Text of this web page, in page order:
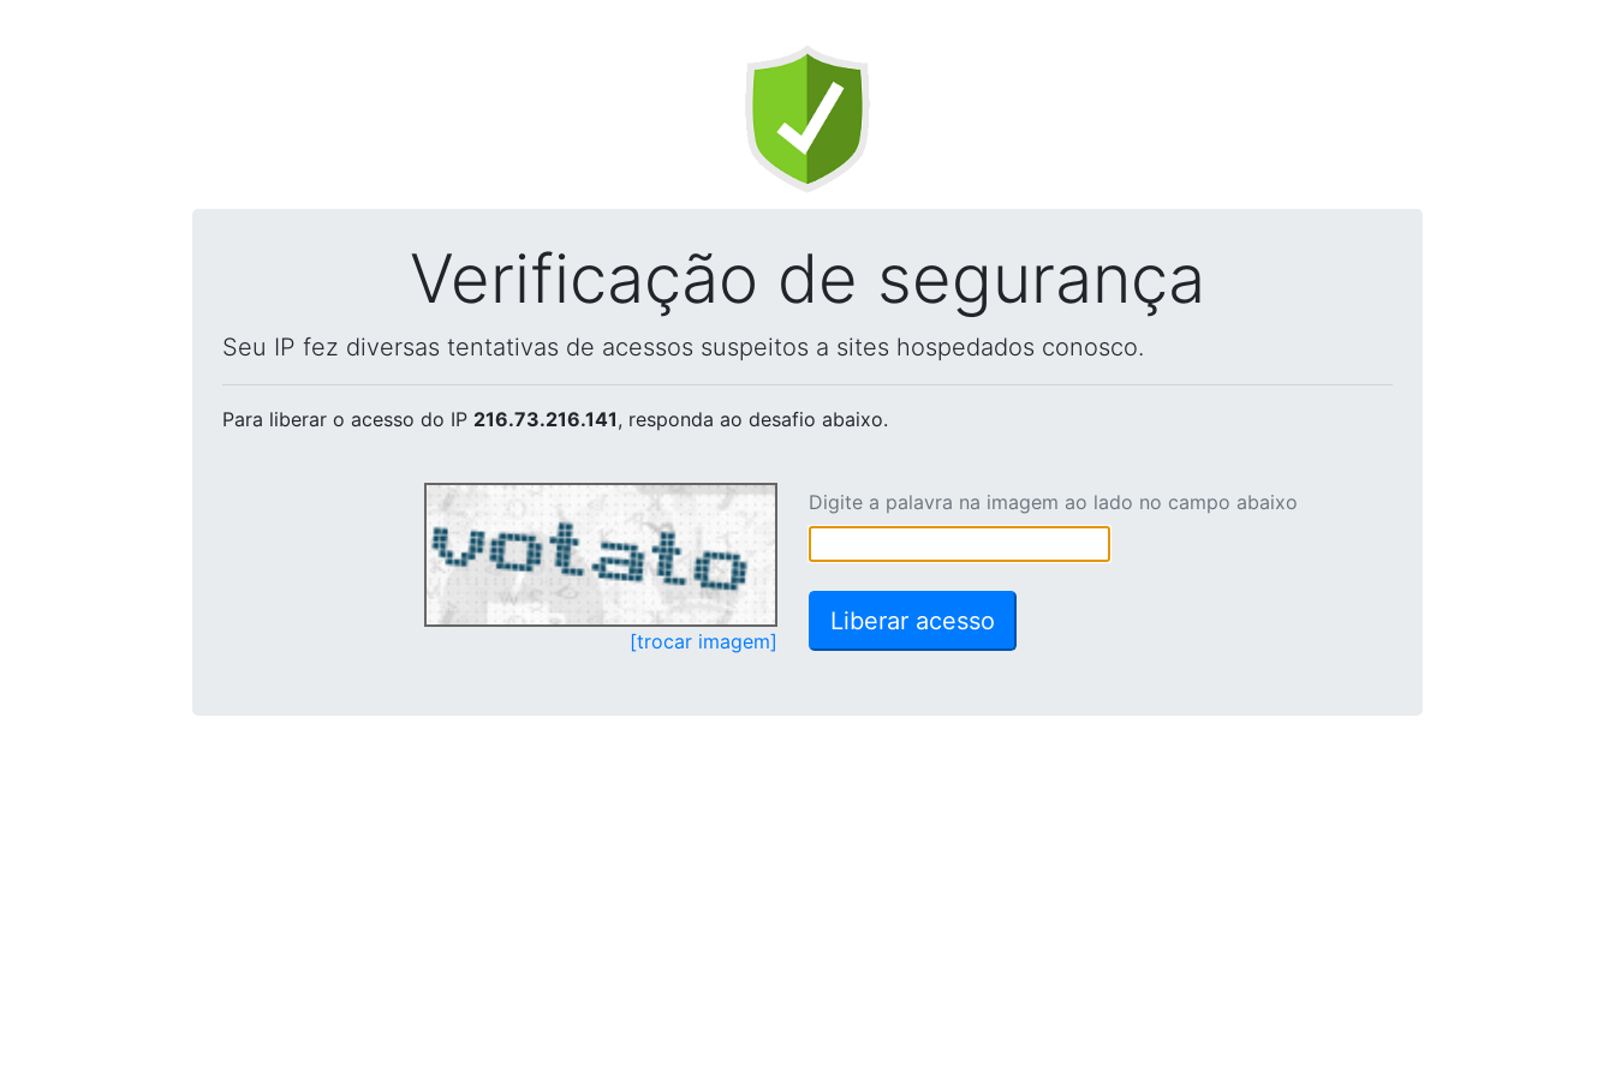
Verificação de segurança
Seu IP fez diversas tentativas de acessos suspeitos a sites hospedados conosco.
Para liberar o acesso do IP 216.73.216.141, responda ao desafio abaixo.
[trocar imagem]
Digite a palavra na imagem ao lado no campo abaixo